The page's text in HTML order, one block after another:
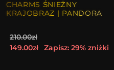
CHARMS ŚNIEŻNY
KRAJOBRAZ | PANDORA
210.00zł
149.00zł
Zapisz: 29% zniżki